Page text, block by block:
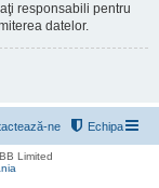
responsabili pentru
datelor.
Echipa
ne
Limited